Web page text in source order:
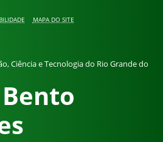
MAPA DO SITE
Ciência e Tecnologia do Rio Grande do